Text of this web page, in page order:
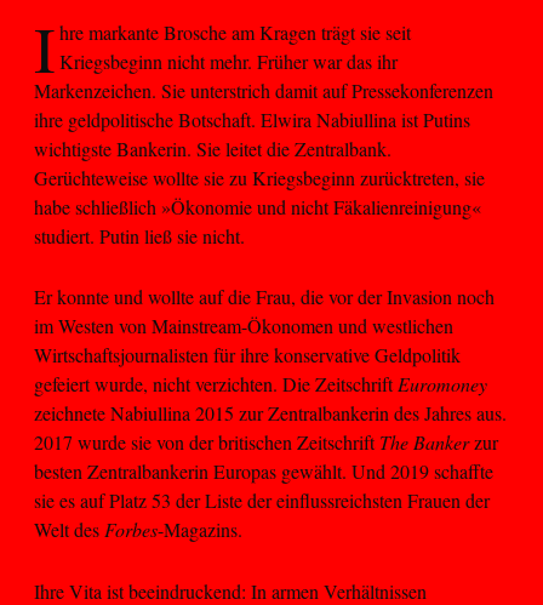
Ihre markante Brosche am Kragen trägt sie seit
Kriegsbeginn nicht mehr. Früher war das ihr
Markenzeichen. Sie unterstrich damit auf Pressekonferenzen
ihre geldpolitische Botschaft. Elwira Nabiullina ist Putins
wichtigste Bankerin. Sie leitet die Zentralbank.
Gerüchteweise wollte sie zu Kriegsbeginn zurücktreten, sie
habe schließlich »Ökonomie und nicht Fäkalienreinigung«
studiert. Putin ließ sie nicht.
Er konnte und wollte auf die Frau, die vor der Invasion noch
im Westen von Mainstream-Ökonomen und westlichen
Wirtschaftsjournalisten für ihre konservative Geldpolitik
gefeiert wurde, nicht verzichten. Die ZeitschriftEuromoney
zeichnete Nabiullina 2015 zur Zentralbankerin des Jahres aus.
2017 wurde sie von der britischen ZeitschriftThe Bankerzur
besten Zentralbankerin Europas gewählt. Und 2019 schaffte
sie es auf Platz 53 der Liste der einflussreichsten Frauen der
Welt desForbes-Magazins.
Ihre Vita ist beeindruckend: In armen Verhältnissen